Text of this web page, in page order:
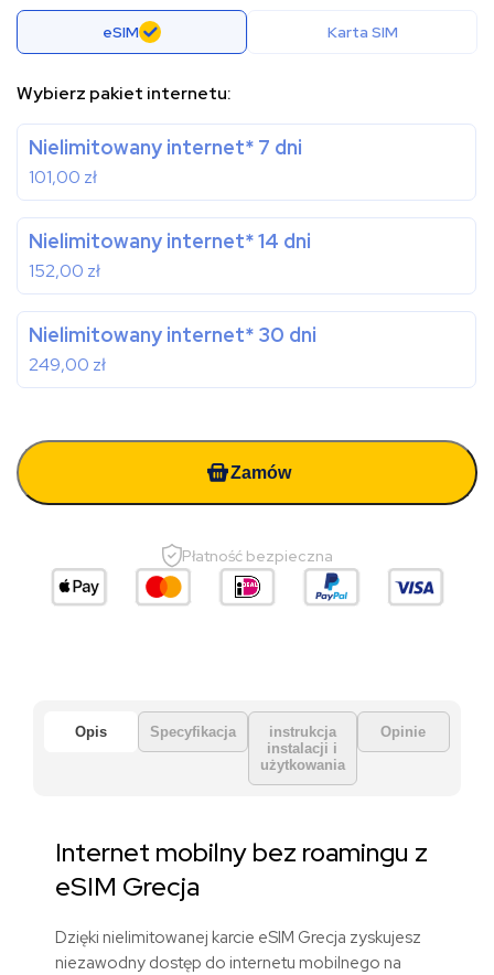
eSIM Karta SIM
Wybierz pakiet internetu:
Nielimitowany internet* 7 dni
101,00 zł
Nielimitowany internet* 14 dni
152,00 zł
Nielimitowany internet* 30 dni
249,00 zł
Zamów
Płatność bezpieczna
Opis Specyfikacja
instrukcja
instalacji i
użytkowania
Opinie
Internet mobilny bez roamingu z
eSIM Grecja
Dzięki nielimitowanej karcie eSIM Grecja zyskujesz
niezawodny dostęp do internetu mobilnego na